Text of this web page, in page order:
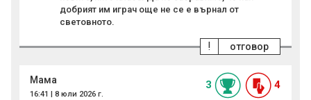
добрият им играч още не се е върнал от
световното.
отговор
!
Мама
16:41 | 8 юли 2026 г.
3 4